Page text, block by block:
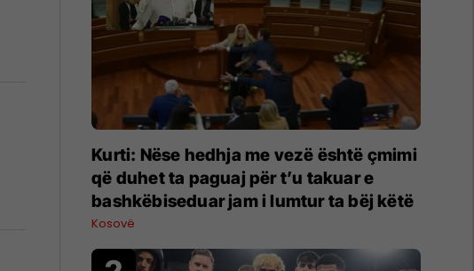
Kurti: Nëse hedhja me vezë është çmimi
që duhet ta paguaj për t’u takuar e
bashkëbiseduar jam i lumtur ta bëj këtë
Kosovë